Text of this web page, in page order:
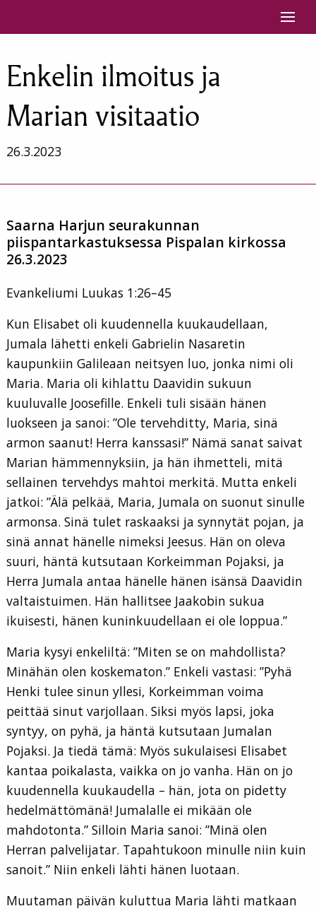
Enkelin ilmoitus ja
Marian visitaatio
26.3.2023
Saarna Harjun seurakunnan
piispantarkastuksessa Pispalan kirkossa
26.3.2023
Evankeliumi Luukas 1:26–45
Kun Elisabet oli kuudennella kuukaudellaan,
Jumala lähetti enkeli Gabrielin Nasaretin
kaupunkiin Galileaan neitsyen luo, jonka nimi oli
Maria. Maria oli kihlattu Daavidin sukuun
kuuluvalle Joosefille. Enkeli tuli sisään hänen
luokseen ja sanoi: ”Ole tervehditty, Maria, sinä
armon saanut! Herra kanssasi!” Nämä sanat saivat
Marian hämmennyksiin, ja hän ihmetteli, mitä
sellainen tervehdys mahtoi merkitä. Mutta enkeli
jatkoi: ”Älä pelkää, Maria, Jumala on suonut sinulle
armonsa. Sinä tulet raskaaksi ja synnytät pojan, ja
sinä annat hänelle nimeksi Jeesus. Hän on oleva
suuri, häntä kutsutaan Korkeimman Pojaksi, ja
Herra Jumala antaa hänelle hänen isänsä Daavidin
valtaistuimen. Hän hallitsee Jaakobin sukua
ikuisesti, hänen kuninkuudellaan ei ole loppua.”
Maria kysyi enkeliltä: ”Miten se on mahdollista?
Minähän olen koskematon.” Enkeli vastasi: ”Pyhä
Henki tulee sinun yllesi, Korkeimman voima
peittää sinut varjollaan. Siksi myös lapsi, joka
syntyy, on pyhä, ja häntä kutsutaan Jumalan
Pojaksi. Ja tiedä tämä: Myös sukulaisesi Elisabet
kantaa poikalasta, vaikka on jo vanha. Hän on jo
kuudennella kuukaudella – hän, jota on pidetty
hedelmättömänä! Jumalalle ei mikään ole
mahdotonta.” Silloin Maria sanoi: ”Minä olen
Herran palvelijatar. Tapahtukoon minulle niin kuin
sanoit.” Niin enkeli lähti hänen luotaan.
Muutaman päivän kuluttua Maria lähti matkaan